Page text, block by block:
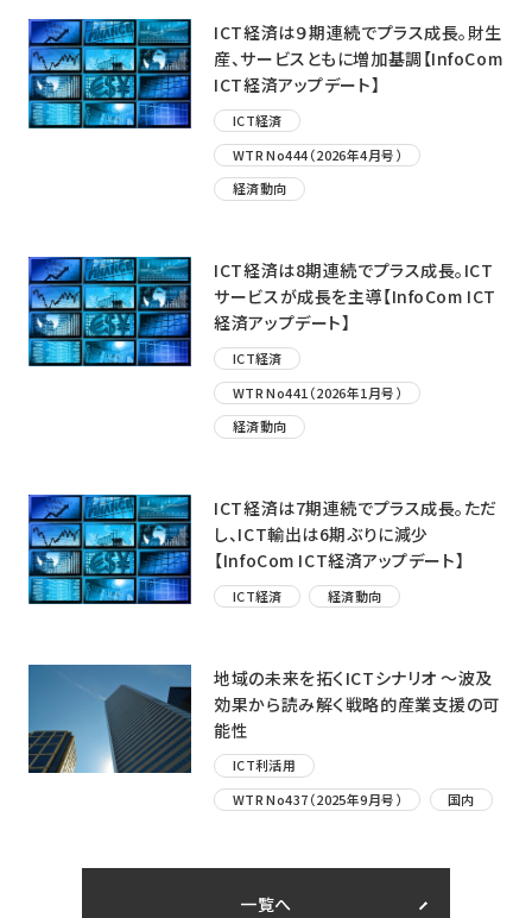
ICT経済は９期連続でプラス成長。財生
産、サービスともに増加基調【InfoCom
ICT経済アップデート】
ICT経済
WTR No444（2026年4月号）
経済動向
ICT経済は8期連続でプラス成長。ICT
サービスが成長を主導【InfoCom ICT
経済アップデート】
ICT経済
WTR No441（2026年1月号）
経済動向
ICT経済は7期連続でプラス成長。ただ
し、ICT輸出は6期ぶりに減少
【InfoCom ICT経済アップデート】
ICT経済 経済動向
地域の未来を拓くICTシナリオ ～波及
効果から読み解く戦略的産業支援の可
能性
ICT利活用
WTR No437（2025年9月号）
国内
一覧へ